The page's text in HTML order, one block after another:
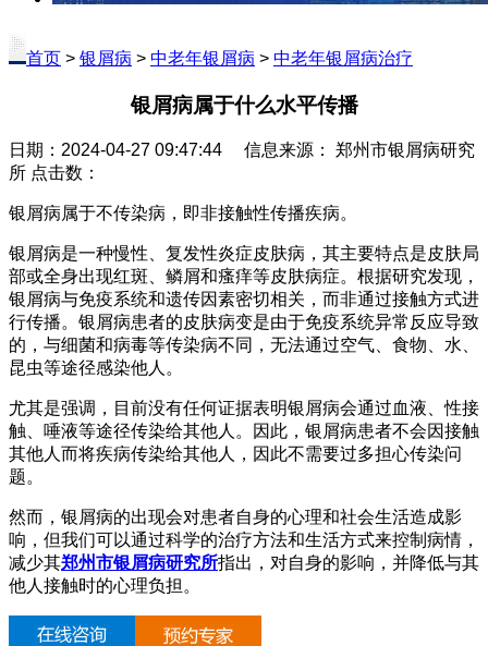
首页 > 银屑病 > 中老年银屑病 > 中老年银屑病治疗
银屑病属于什么水平传播
日期：2024-04-27 09:47:44 信息来源： 郑州市银屑病研究
所 点击数：
银屑病属于不传染病，即非接触性传播疾病。
银屑病是一种慢性、复发性炎症皮肤病，其主要特点是皮肤局
部或全身出现红斑、鳞屑和瘙痒等皮肤病症。根据研究发现，
银屑病与免疫系统和遗传因素密切相关，而非通过接触方式进
行传播。银屑病患者的皮肤病变是由于免疫系统异常反应导致
的，与细菌和病毒等传染病不同，无法通过空气、食物、水、
昆虫等途径感染他人。
尤其是强调，目前没有任何证据表明银屑病会通过血液、性接
触、唾液等途径传染给其他人。因此，银屑病患者不会因接触
其他人而将疾病传染给其他人，因此不需要过多担心传染问
题。
然而，银屑病的出现会对患者自身的心理和社会生活造成影
响，但我们可以通过科学的治疗方法和生活方式来控制病情，
减少其郑州市银屑病研究所指出，对自身的影响，并降低与其
他人接触时的心理负担。